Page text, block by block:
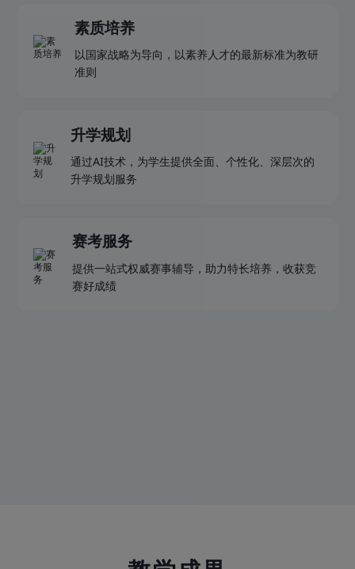
素质培养
以国家战略为导向，以素养人才的最新标准为教研
准则
升学规划
通过AI技术，为学生提供全面、个性化、深层次的
升学规划服务
赛考服务
提供一站式权威赛事辅导，助力特长培养，收获竞
赛好成绩